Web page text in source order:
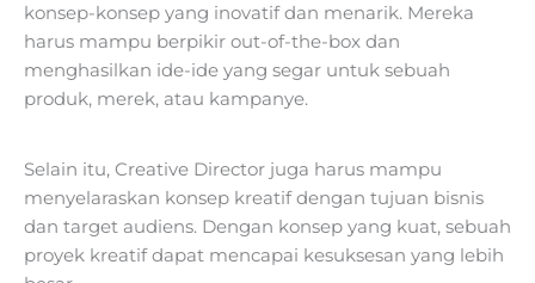
konsep-konsep yang inovatif dan menarik. Mereka
harus mampu berpikir out-of-the-box dan
menghasilkan ide-ide yang segar untuk sebuah
produk, merek, atau kampanye.
Selain itu, Creative Director juga harus mampu
menyelaraskan konsep kreatif dengan tujuan bisnis
dan target audiens. Dengan konsep yang kuat, sebuah
proyek kreatif dapat mencapai kesuksesan yang lebih